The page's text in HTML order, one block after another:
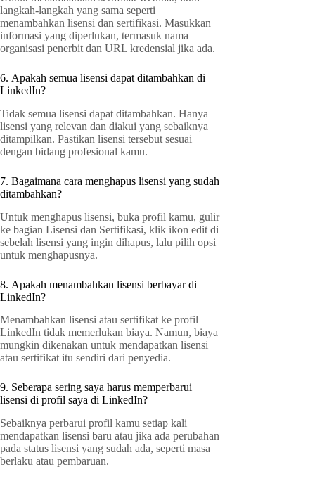
langkah-langkah yang sama seperti
menambahkan lisensi dan sertifikasi. Masukkan
informasi yang diperlukan, termasuk nama
organisasi penerbit dan URL kredensial jika ada.
6. Apakah semua lisensi dapat ditambahkan di
LinkedIn?
Tidak semua lisensi dapat ditambahkan. Hanya
lisensi yang relevan dan diakui yang sebaiknya
ditampilkan. Pastikan lisensi tersebut sesuai
dengan bidang profesional kamu.
7. Bagaimana cara menghapus lisensi yang sudah
ditambahkan?
Untuk menghapus lisensi, buka profil kamu, gulir
ke bagian Lisensi dan Sertifikasi, klik ikon edit di
sebelah lisensi yang ingin dihapus, lalu pilih opsi
untuk menghapusnya.
8. Apakah menambahkan lisensi berbayar di
LinkedIn?
Menambahkan lisensi atau sertifikat ke profil
LinkedIn tidak memerlukan biaya. Namun, biaya
mungkin dikenakan untuk mendapatkan lisensi
atau sertifikat itu sendiri dari penyedia.
9. Seberapa sering saya harus memperbarui
lisensi di profil saya di LinkedIn?
Sebaiknya perbarui profil kamu setiap kali
mendapatkan lisensi baru atau jika ada perubahan
pada status lisensi yang sudah ada, seperti masa
berlaku atau pembaruan.